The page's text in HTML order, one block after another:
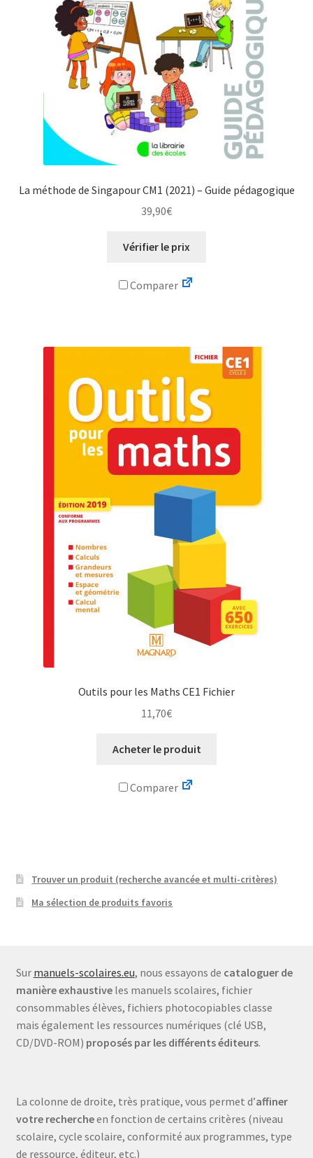
La méthode de Singapour CM1 (2021) – Guide pédagogique
39,90€
Vérifier le prix
Comparer
Outils pour les Maths CE1 Fichier
11,70€
Acheter le produit
Comparer
Trouver un produit (recherche avancée et multi-critères)
Ma sélection de produits favoris
Sur manuels-scolaires.eu, nous essayons de cataloguer de
manière exhaustiveles manuels scolaires, fichier
consommables élèves, fichiers photocopiables classe
mais également les ressources numériques (clé USB,
CD/DVD-ROM) proposés par les différents éditeurs.
La colonne de droite, très pratique, vous permet d’affiner
votre rechercheen fonction de certains critères (niveau
scolaire, cycle scolaire, conformité aux programmes, type
de ressource, éditeur, etc.)